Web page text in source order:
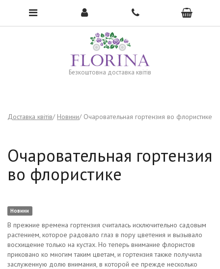
Безкоштовна доставка квітів
To open the menu, click here →
Доставка квітів Новини Очаровательная гортензия во флористике
Очаровательная гортензия
во флористике
Новини
В прежние времена гортензия считалась исключительно садовым
растением, которое радовало глаз в пору цветения и вызывало
восхищение только на кустах. Но теперь внимание флористов
приковано ко многим таким цветам, и гортензия также получила
заслуженную долю внимания, в которой ее прежде несколько